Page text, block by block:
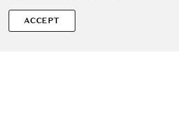
Dacă ai nevoie de ajutor în
potrivit, suntem aici pentru tine!
ACCEPT